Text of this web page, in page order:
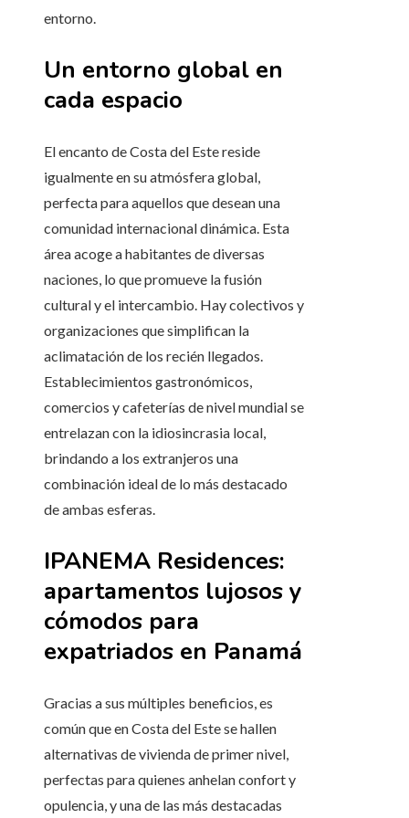
entorno.
Un entorno global en
cada espacio
El encanto de Costa del Este reside
igualmente en su atmósfera global,
perfecta para aquellos que desean una
comunidad internacional dinámica. Esta
área acoge a habitantes de diversas
naciones, lo que promueve la fusión
cultural y el intercambio. Hay colectivos y
organizaciones que simplifican la
aclimatación de los recién llegados.
Establecimientos gastronómicos,
comercios y cafeterías de nivel mundial se
entrelazan con la idiosincrasia local,
brindando a los extranjeros una
combinación ideal de lo más destacado
de ambas esferas.
IPANEMA Residences:
apartamentos lujosos y
cómodos para
expatriados en Panamá
Gracias a sus múltiples beneficios, es
común que en Costa del Este se hallen
alternativas de vivienda de primer nivel,
perfectas para quienes anhelan confort y
opulencia, y una de las más destacadas